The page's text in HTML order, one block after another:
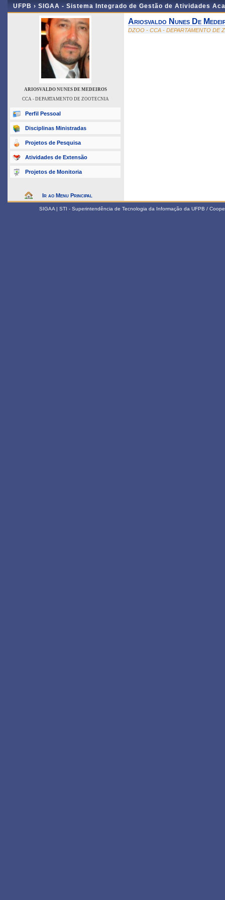
UFPB › SIGAA - Sistema Integrado de Gestão de Atividades
ARIOSVALDO NUNES DE MEDEIROS
CCA - DEPARTAMENTO DE ZOOTECNIA
Perfil Pessoal
Disciplinas Ministradas
Projetos de Pesquisa
Atividades de Extensão
Projetos de Monitoria
Ir ao Menu Principal
Ariosvaldo Nunes De
DZOO - CCA - DEPARTAMENTO DE
SIGAA | STI - Superintendência de Tecnologia da Informação da UFPB /